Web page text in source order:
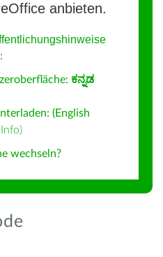
anbieten.
ಕನ್ನಡ
(English
Info)
wechseln?